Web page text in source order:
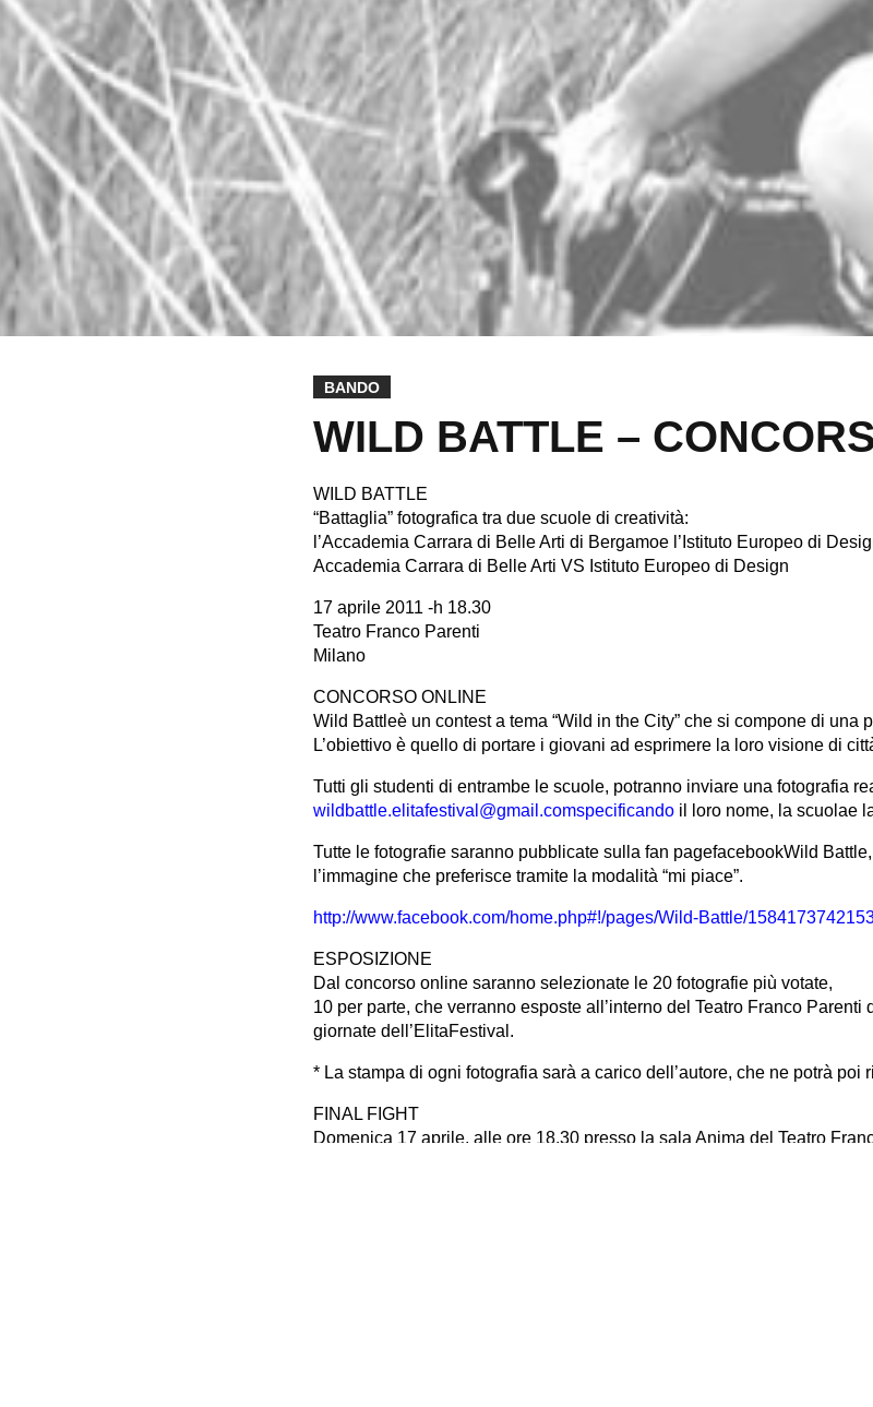
BANDO
WILD BATTLE –
WILD BATTLE
“Battaglia” fotografica tra due scuole di creatività:
l’Accademia Carrara di Belle Arti di Bergamoe l’Istituto Europeo di
Accademia Carrara di Belle Arti VS Istituto Europeo di Design
17 aprile 2011 -h 18.30
Teatro Franco Parenti
Milano
CONCORSO ONLINE
Wild Battleè un contest a tema “Wild in the City” che si compone di una
L’obiettivo è quello di portare i giovani ad esprimere la loro visione di
Tutti gli studenti di entrambe le scuole, potranno inviare una fotografia
wildbattle.elitafestival@gmail.comspecificando il loro nome, la scuolae
Tutte le fotografie saranno pubblicate sulla fan pagefacebookWild
l’immagine che preferisce tramite la modalità “mi piace”.
http://www.facebook.com/home.php#!/pages/Wild-Battle/
ESPOSIZIONE
Dal concorso online saranno selezionate le 20 fotografie più votate,
10 per parte, che verranno esposte all’interno del Teatro Franco
giornate dell’ElitaFestival.
* La stampa di ogni fotografia sarà a carico dell’autore, che ne potrà poi
FINAL FIGHT
Domenica 17 aprile, alle ore 18.30 presso la sala Anima del Teatro